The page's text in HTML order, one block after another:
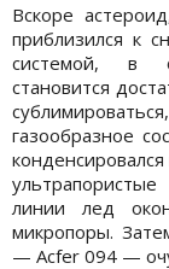
Вскоре
приблизился к
системой, в
становится
газообразное
линии лед
микропоры.
— Acfer 094 —